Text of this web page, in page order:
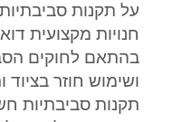
על תקנות
חנויות מקצועית
בהתאם לחוקים
ושימוש חוזר
תקנות סביבתיות